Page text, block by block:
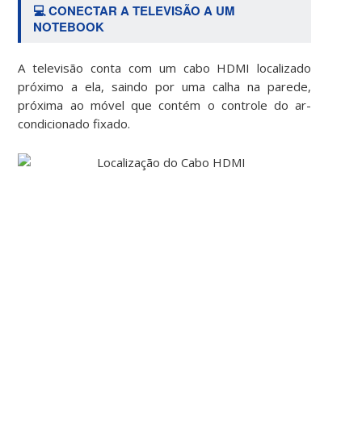
💻 CONECTAR A TELEVISÃO A UM
NOTEBOOK
A televisão conta com um cabo HDMI localizado
próximo a ela, saindo por uma calha na parede,
próxima ao móvel que contém o controle do ar-
condicionado fixado.